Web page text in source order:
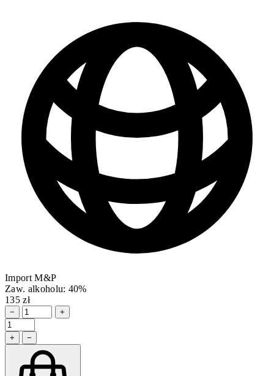
Import M&P
Zaw. alkoholu: 40%
135 zł
− +
+ −